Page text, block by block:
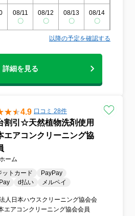
ません！・無償アフター保証付
損害保険加入済み・清潔な身だしな
ッパ持参・ 複数台割引あり・天然
08/11
〇
08/12
〇
08/13
〇
08/14
〇
以降の予定を確認する
詳細を見る
4.9 口コミ 28件
割引☆天然植物洗剤使用
アコンクリーニング協
ーム
ットカード
PayPay
d払い メルペイ
人日本ハウスクリーニング協会会
エアコンクリーニング協会会員